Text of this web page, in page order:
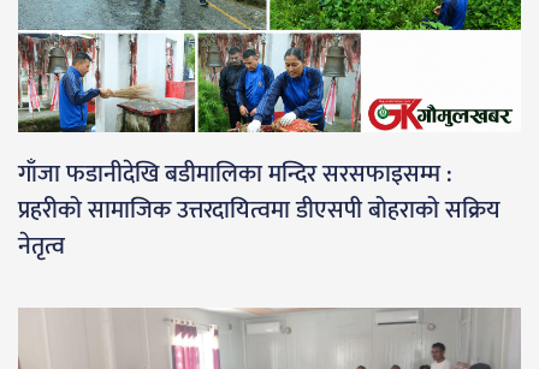
गाँजा फडानीदेखि बडीमालिका मन्दिर सरसफाइसम्म :
प्रहरीको सामाजिक उत्तरदायित्वमा डीएसपी बोहराको सक्रिय
नेतृत्व